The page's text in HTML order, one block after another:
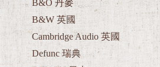
B&W 英國
Cambridge Audio 英國
Defunc 瑞典
DENON 日本